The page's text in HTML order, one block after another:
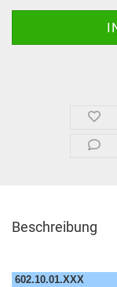
Beschreibung
602.10.01.XXX